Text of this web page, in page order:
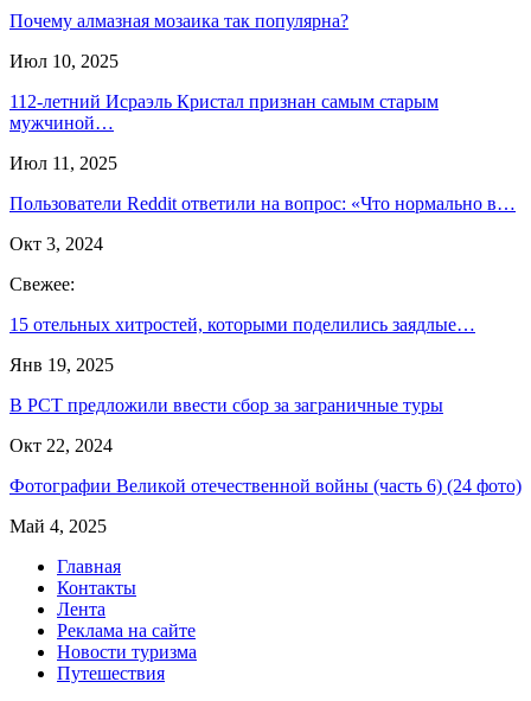
Почему алмазная мозаика так популярна?
Июл 10, 2025
112-летний Исраэль Кристал признан самым старым
мужчиной…
Июл 11, 2025
Пользователи Reddit ответили на вопрос: «Что нормально в…
Окт 3, 2024
Свежее:
15 отельных хитростей, которыми поделились заядлые…
Янв 19, 2025
В РСТ предложили ввести сбор за заграничные туры
Окт 22, 2024
Фотографии Великой отечественной войны (часть 6) (24 фото)
Май 4, 2025
Главная
Контакты
Лента
Реклама на сайте
Новости туризма
Путешествия